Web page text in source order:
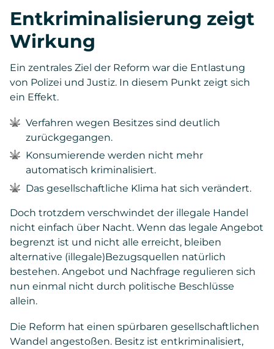
Entkriminalisierung zeigt
Wirkung
Ein zentrales Ziel der Reform war die Entlastung
von Polizei und Justiz. In diesem Punkt zeigt sich
ein Effekt.
Verfahren wegen Besitzes sind deutlich
zurückgegangen.
Konsumierende werden nicht mehr
automatisch kriminalisiert.
Das gesellschaftliche Klima hat sich verändert.
Doch trotzdem verschwindet der illegale Handel
nicht einfach über Nacht. Wenn das legale Angebot
begrenzt ist und nicht alle erreicht, bleiben
alternative (illegale)Bezugsquellen natürlich
bestehen. Angebot und Nachfrage regulieren sich
nun einmal nicht durch politische Beschlüsse
allein.
Die Reform hat einen spürbaren gesellschaftlichen
Wandel angestoßen. Besitz ist entkriminalisiert,